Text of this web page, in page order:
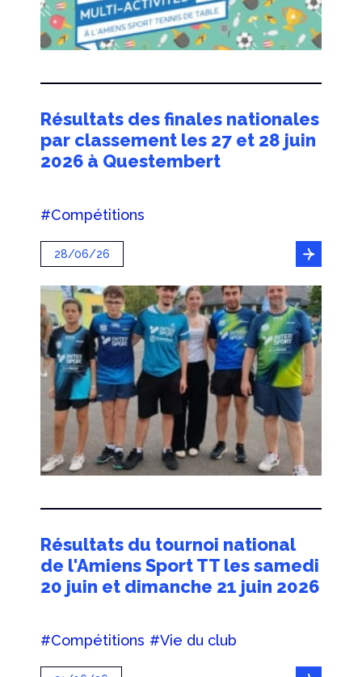
Résultats des finales nationales
par classement les 27 et 28 juin
2026 à Questembert
#Compétitions
28/06/26
Résultats du tournoi national
de l'Amiens Sport TT les samedi
20 juin et dimanche 21 juin 2026
#Compétitions #Vie du club